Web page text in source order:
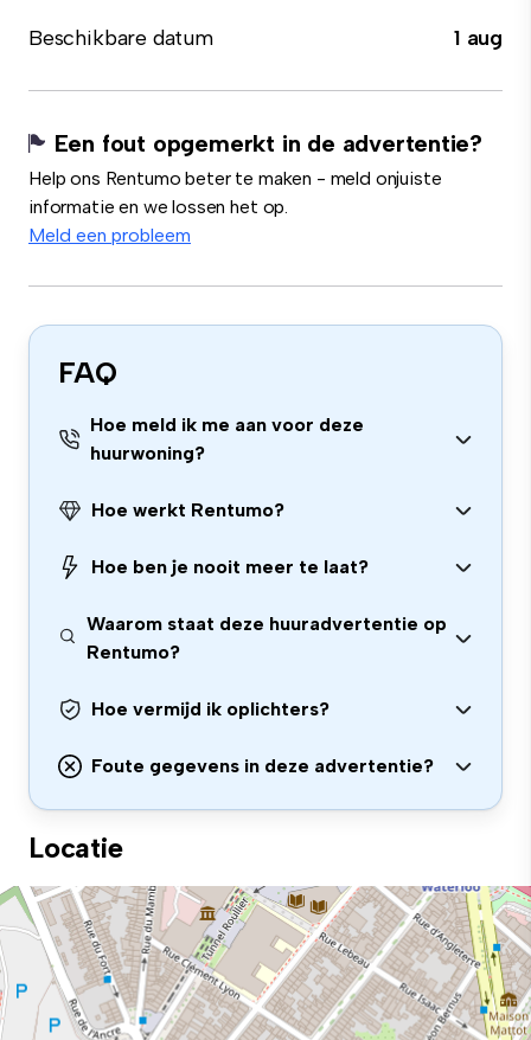
Beschikbare datum
1 aug
Een fout opgemerkt in de advertentie?
Help ons Rentumo beter te maken - meld onjuiste
informatie en we lossen het op.
Meld een probleem
FAQ
Hoe meld ik me aan voor deze
huurwoning?
Hoe werkt Rentumo?
Hoe ben je nooit meer te laat?
Waarom staat deze huuradvertentie op
Rentumo?
Hoe vermijd ik oplichters?
Foute gegevens in deze advertentie?
Locatie